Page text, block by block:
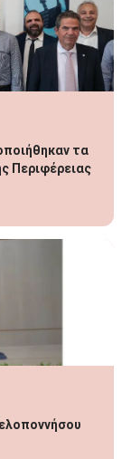
τα
Περιφέρειας